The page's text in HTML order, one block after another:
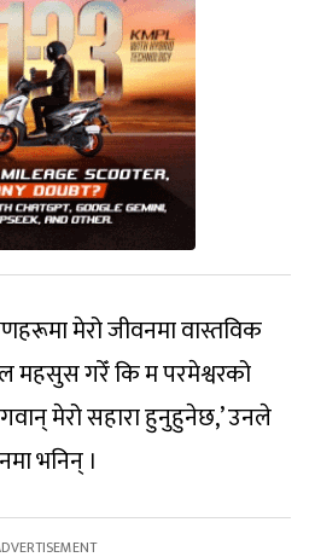
मेरो जीवनमा वास्तविक
महसुस गरेँ कि म परमेश्वरको
मेरो सहारा हुनुहुनेछ,’ उनले
भनिन् ।